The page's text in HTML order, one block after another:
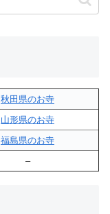
秋田県のお寺
山形県のお寺
福島県のお寺
–